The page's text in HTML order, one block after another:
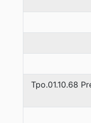
Tpo.01.10.68